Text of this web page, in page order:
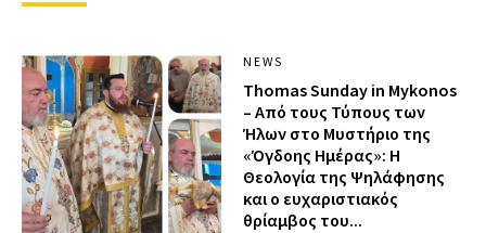
NEWS
Thomas Sunday in Mykonos
– Από τους Τύπους των
Ήλων στο Μυστήριο της
«Όγδοης Ημέρας»: Η
Θεολογία της Ψηλάφησης
και ο ευχαριστιακός
θρίαμβος του...